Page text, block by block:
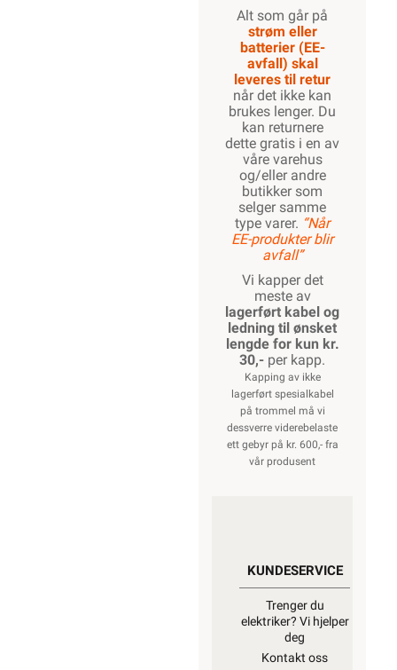
Alt som går på
strøm eller
batterier (EE-
avfall) skal
leveres til retur
når det ikke kan
brukes lenger. Du
kan returnere
dette gratis i en av
våre varehus
og/eller andre
butikker som
selger samme
type varer. “Når
EE-produkter blir
avfall”
Vi kapper det
meste av
lagerført kabel og
ledning til ønsket
lengde for kun kr.
30,- per kapp.
Kapping av ikke
lagerført spesialkabel
på trommel må vi
dessverre viderebelaste
ett gebyr på kr. 600,- fra
vår produsent
KUNDESERVICE
Trenger du
elektriker? Vi hjelper
deg
Kontakt oss